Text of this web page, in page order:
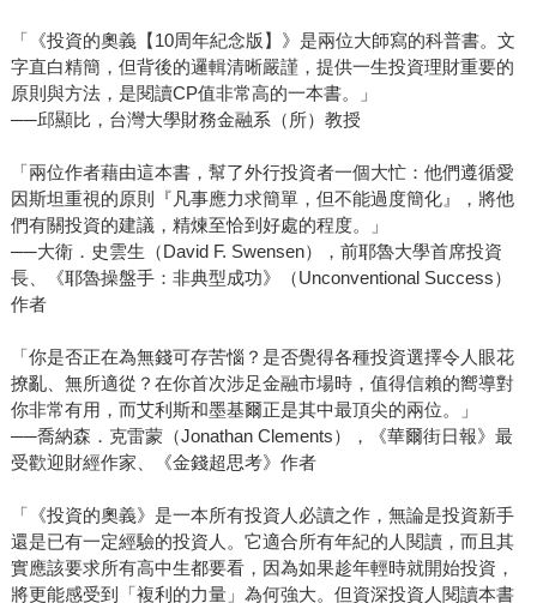
「《投資的奧義【10周年紀念版】》是兩位大師寫的科普書。文
字直白精簡，但背後的邏輯清晰嚴謹，提供一生投資理財重要的
原則與方法，是閱讀CP值非常高的一本書。」
──邱顯比，台灣大學財務金融系（所）教授
「兩位作者藉由這本書，幫了外行投資者一個大忙：他們遵循愛
因斯坦重視的原則『凡事應力求簡單，但不能過度簡化』，將他
們有關投資的建議，精煉至恰到好處的程度。」
──大衛．史雲生（David F. Swensen），前耶魯大學首席投資
長、《耶魯操盤手：非典型成功》（Unconventional Success）
作者
「你是否正在為無錢可存苦惱？是否覺得各種投資選擇令人眼花
撩亂、無所適從？在你首次涉足金融市場時，值得信賴的嚮導對
你非常有用，而艾利斯和墨基爾正是其中最頂尖的兩位。」
──喬納森．克雷蒙（Jonathan Clements），《華爾街日報》最
受歡迎財經作家、《金錢超思考》作者
「《投資的奧義》是一本所有投資人必讀之作，無論是投資新手
還是已有一定經驗的投資人。它適合所有年紀的人閱讀，而且其
實應該要求所有高中生都要看，因為如果趁年輕時就開始投資，
將更能感受到「複利的力量」為何強大。但資深投資人閱讀本書